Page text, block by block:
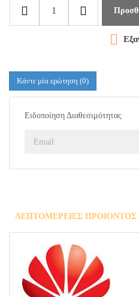

Κάντε μία ερώτηση (0)
Ειδοποίηση Διαθεσιμότητας
ΛΕΠΤΟΜΈΡΕΙΕΣ ΠΡΟΙΌΝΤΟΣ